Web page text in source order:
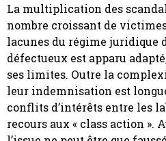
La multiplication des
nombre croissant de
lacunes du régime juridique
défectueux est apparu
ses limites. Outre la
leur indemnisation est
conflits d’intérêts entre les
recours aux « class action ».